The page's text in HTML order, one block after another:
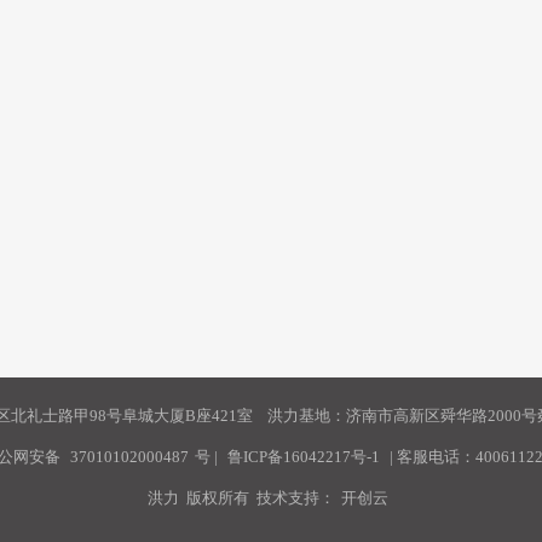
北礼士路甲98号阜城大厦B座421室 洪力基地：济南市高新区舜华路2000号
网安备 37010102000487 号 | 鲁ICP备16042217号-1 | 客服电话：
洪力 版权所有 技术支持： 开创云